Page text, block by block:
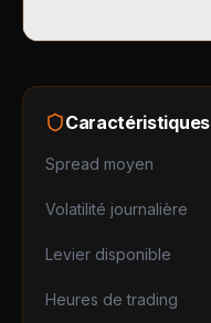
Caractéristiques
Spread moyen
Volatilité journalière
Levier disponible
Heures de trading